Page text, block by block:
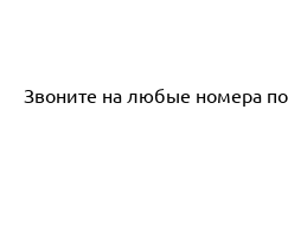
Звоните на любые номера